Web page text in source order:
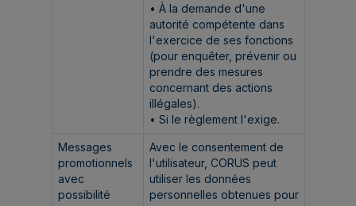
• À la demande d'une
autorité compétente dans
l'exercice de ses fonctions
(pour enquêter, prévenir ou
prendre des mesures
concernant des actions
illégales).
• Si le règlement l'exige.
Messages
promotionnels
avec
possibilité
Avec le consentement de
l'utilisateur, CORUS peut
utiliser les données
personnelles obtenues pour